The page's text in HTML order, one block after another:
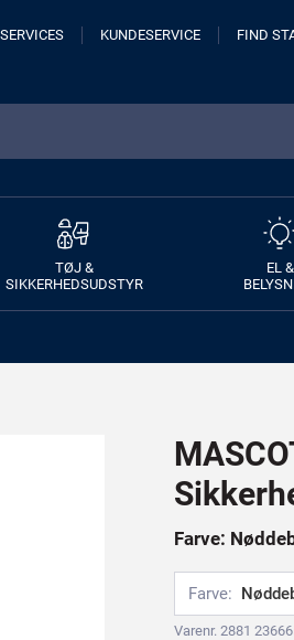
SERVICES KUNDESERVICE FIND
TØJ &
SIKKERHEDSUDSTYR
EL &
Farve:
Farve:
Varenr. 2881